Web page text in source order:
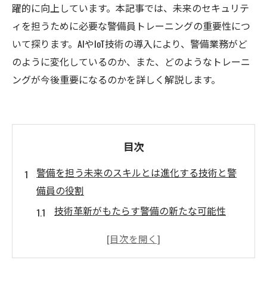
躍的に向上しています。本記事では、未来のセキュリテ
ィを担うために必要な警備員トレーニングの重要性につ
いて探ります。AIやIoT技術の導入により、警備業務がど
のように変化しているのか、また、どのようなトレーニ
ングが今後重要になるのかを詳しく解説します。
目次
警備を担う未来のスキルとは進化する技術と警
備員の役割
技術革新がもたらす警備の新たな可能性
警備員に求められる新しいスキルセット